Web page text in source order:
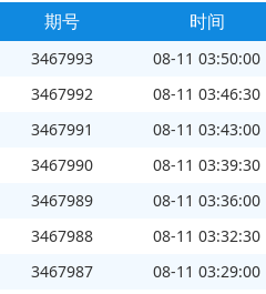
期号 时间
3467993 08-11 03:50:00
3467992
08-11 03:46:30
3467991
08-11 03:43:00
3467990
08-11 03:39:30
3467989
08-11 03:36:00
3467988
08-11 03:32:30
3467987
08-11 03:29:00